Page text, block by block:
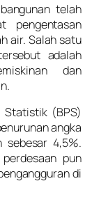
telah
pengentasan
air. Salah satu
adalah
dan
Statistik (BPS)
angka
sebesar 4,5%.
pun
di